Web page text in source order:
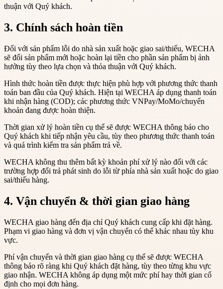
thuận với Quý khách.
3. Chính sách hoàn tiền
Đối với sản phẩm lỗi do nhà sản xuất hoặc giao sai/thiếu, WECHA
sẽ đổi sản phẩm mới hoặc hoàn lại tiền cho phần sản phẩm bị ảnh
hưởng tùy theo lựa chọn và thỏa thuận với Quý khách.
Hình thức hoàn tiền được thực hiện phù hợp với phương thức thanh
toán ban đầu của Quý khách. Hiện tại WECHA áp dụng thanh toán
khi nhận hàng (COD); các phương thức VNPay/MoMo/chuyển
khoản đang được hoàn thiện.
Thời gian xử lý hoàn tiền cụ thể sẽ được WECHA thông báo cho
Quý khách khi tiếp nhận yêu cầu, tùy theo phương thức thanh toán
và quá trình kiểm tra sản phẩm trả về.
WECHA không thu thêm bất kỳ khoản phí xử lý nào đối với các
trường hợp đổi trả phát sinh do lỗi từ phía nhà sản xuất hoặc do giao
sai/thiếu hàng.
4. Vận chuyển & thời gian giao hàng
WECHA giao hàng đến địa chỉ Quý khách cung cấp khi đặt hàng.
Phạm vi giao hàng và đơn vị vận chuyển có thể khác nhau tùy khu
vực.
Phí vận chuyển và thời gian giao hàng cụ thể sẽ được WECHA
thông báo rõ ràng khi Quý khách đặt hàng, tùy theo từng khu vực
giao nhận. WECHA không áp dụng một mức phí hay thời gian cố
định cho mọi đơn hàng.